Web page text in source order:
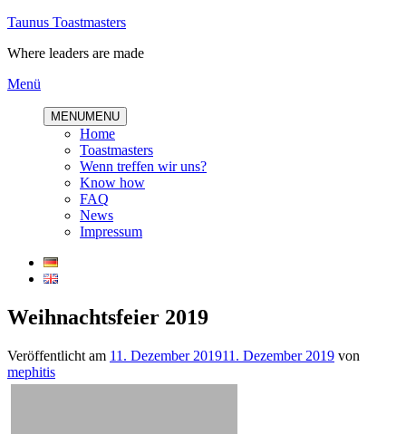
Direkt
Inhalt
Taunus Toastmasters
Where leaders are made
Menü
MENUMENU
Home
Toastmasters
Wenn treffen wir uns?
Know how
FAQ
News
Impressum
Weihnachtsfeier 2019
Veröffentlicht am 11. Dezember 201911. Dezember 2019 von
mephitis